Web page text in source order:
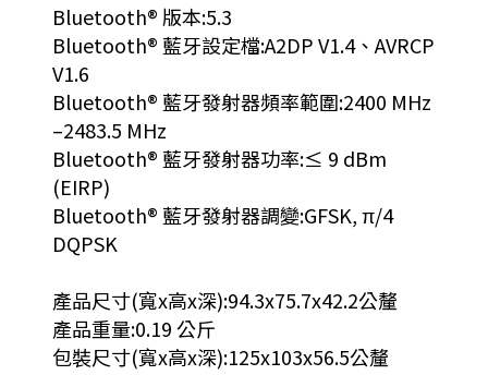
Bluetooth® 版本:5.3
Bluetooth® 藍牙設定檔:A2DP V1.4、AVRCP
V1.6
Bluetooth® 藍牙發射器頻率範圍:2400 MHz
–2483.5 MHz
Bluetooth® 藍牙發射器功率:≤ 9 dBm
(EIRP)
Bluetooth® 藍牙發射器調變:GFSK, π/4
DQPSK
產品尺寸(寬x高x深):94.3x75.7x42.2公釐
產品重量:0.19 公斤
包裝尺寸(寬x高x深):125x103x56.5公釐